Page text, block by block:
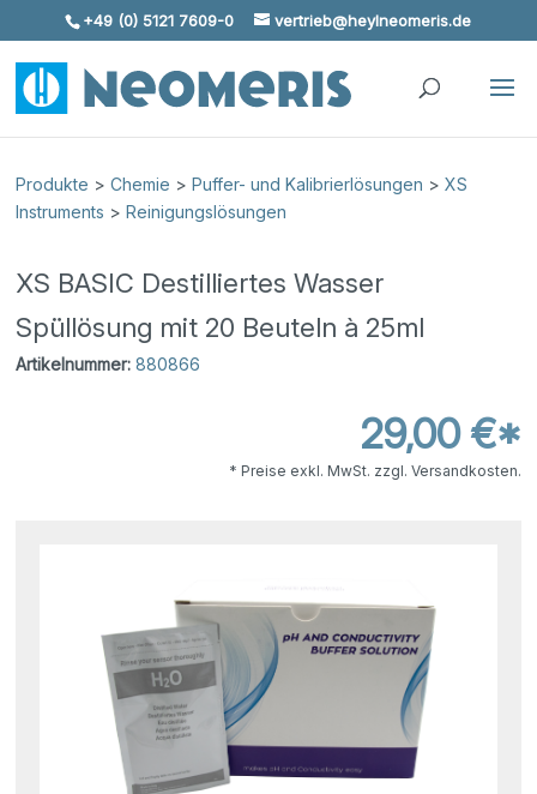
Skip To Content
+49 (0) 5121 7609-0 vertrieb@heylneomeris.de
Produkte >Chemie >Puffer- und Kalibrierlösungen >XS
Instruments >Reinigungslösungen
XS BASIC Destilliertes Wasser
Spüllösung mit 20 Beuteln à 25ml
Artikelnummer: 880866
29,00 €*
* Preise exkl. MwSt. zzgl. Versandkosten.